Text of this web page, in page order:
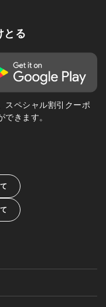
とる
スペシャル割引クーポ
きます。